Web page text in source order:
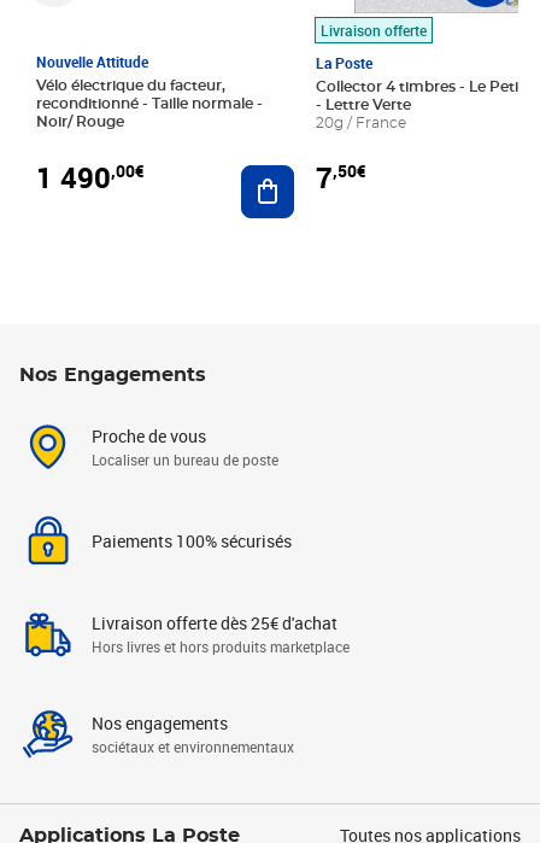
Nouvelle Attitude
Vélo électrique du facteur,
reconditionné - Taille normale -
Noir/ Rouge
1 490,00€ Ajouter au panier
Livraison offerte
La Poste
Collector 4 timbres - Le Petit
- Lettre Verte
20g / France
7,50€
Nos Engagements
Proche de vous
Localiser un bureau de poste
Paiements 100% sécurisés
Livraison offerte dès 25€ d'achat
Hors livres et hors produits marketplace
Nos engagements
sociétaux et environnementaux
Applications La Poste Toutes nos applications